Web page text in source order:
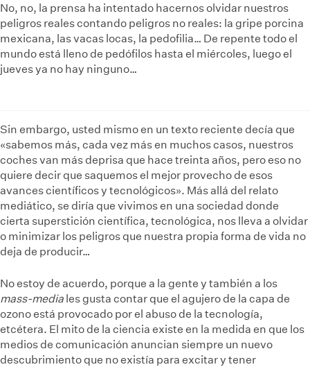
No, no, la prensa ha intentado hacernos olvidar nuestros
peligros reales contando peligros no reales: la gripe porcina
mexicana, las vacas locas, la pedofilia… De repente todo el
mundo está lleno de pedófilos hasta el miércoles, luego el
jueves ya no hay ninguno…
Sin embargo, usted mismo en un texto reciente decía que
«sabemos más, cada vez más en muchos casos, nuestros
coches van más deprisa que hace treinta años, pero eso no
quiere decir que saquemos el mejor provecho de esos
avances científicos y tecnológicos». Más allá del relato
mediático, se diría que vivimos en una sociedad donde
cierta superstición científica, tecnológica, nos lleva a olvidar
o minimizar los peligros que nuestra propia forma de vida no
deja de producir…
No estoy de acuerdo, porque a la gente y también a los
mass-media les gusta contar que el agujero de la capa de
ozono está provocado por el abuso de la tecnología,
etcétera. El mito de la ciencia existe en la medida en que los
medios de comunicación anuncian siempre un nuevo
descubrimiento que no existía para excitar y tener